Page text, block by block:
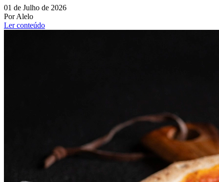
01 de Julho de 2026
Por Alelo
Ler conteúdo